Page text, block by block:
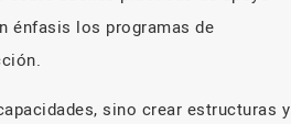
énfasis los programas de
sino crear estructuras y